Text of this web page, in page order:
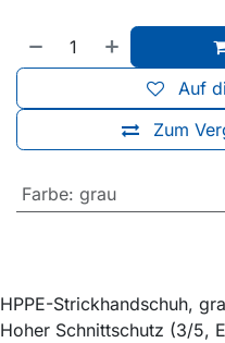
Zum
Auf
Farbe: grau
HPPE-Strickhandschuh,
Hoher Schnittschutz (3/5,